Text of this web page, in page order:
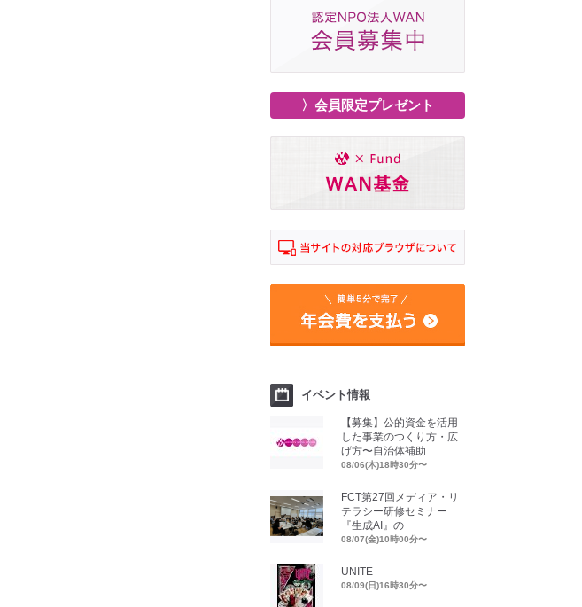
〉会員限定プレゼント
イベント情報
【募集】公的資金を活用
した事業のつくり方・広
げ方〜自治体補助
08/06(木)18時30分〜
FCT第27回メディア・リ
テラシー研修セミナー
『生成AI』の
08/07(金)10時00分〜
UNITE
08/09(日)16時30分〜